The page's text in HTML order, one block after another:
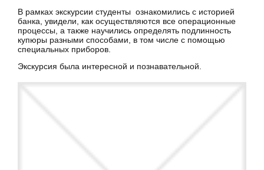
В рамках экскурсии студенты ознакомились с историей
банка, увидели, как осуществляются все операционные
процессы, а также научились определять подлинность
купюры разными способами, в том числе с помощью
специальных приборов.
Экскурсия была интересной и познавательной.